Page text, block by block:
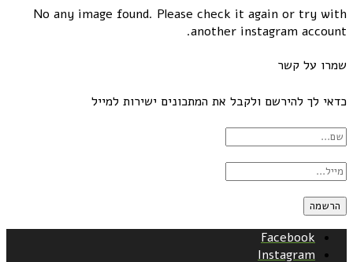
No any image found. Please check it again or try with
another instagram account.
שמרו על קשר
כדאי לך להירשם ולקבל את המתכונים ישירות למייל
Facebook
Instagram